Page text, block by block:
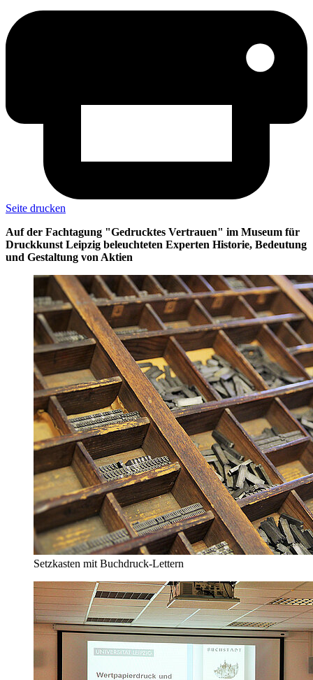
Seite drucken
Auf der Fachtagung "Gedrucktes Vertrauen" im Museum für
Druckkunst Leipzig beleuchteten Experten Historie, Bedeutung
und Gestaltung von Aktien
Setzkasten mit Buchdruck-Lettern